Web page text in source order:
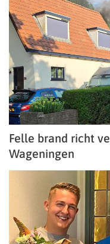
Felle brand richt
Wageningen